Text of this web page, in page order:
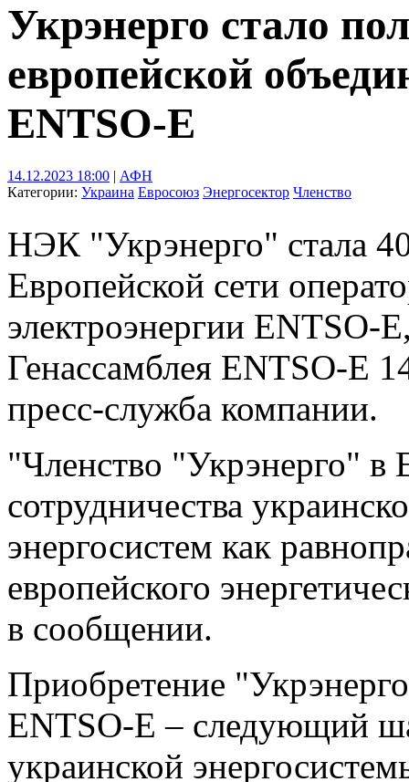
Укрэнерго стало
европейской
ENTSO-Е
14.12.2023 18:00 | АФН
Категории: Украина Евросоюз Энергосектор Членство
НЭК "Укрэнерго" стала
Европейской сети
электроэнергии ENTSO-
Генассамблея ENTSO-E
пресс-служба компании.
"Членство "Укрэнерго" в
сотрудничества
энергосистем как
европейского
в сообщении.
Приобретение
ENTSO-E – следующий
украинской